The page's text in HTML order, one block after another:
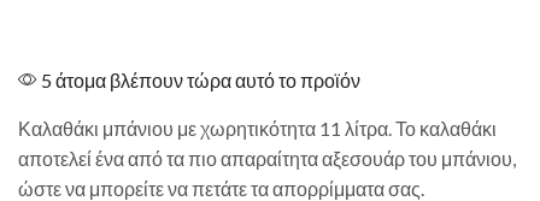
5 άτομα βλέπουν τώρα αυτό το προϊόν
Καλαθάκι μπάνιου με χωρητικότητα 11 λίτρα. Το καλαθάκι
αποτελεί ένα από τα πιο απαραίτητα αξεσουάρ του μπάνιου,
ώστε να μπορείτε να πετάτε τα απορρίμματα σας.